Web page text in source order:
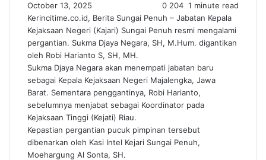
October 13, 2025 0 204 1 minute read
Kerincitime.co.id, Berita Sungai Penuh – Jabatan Kepala
Kejaksaan Negeri (Kajari) Sungai Penuh resmi mengalami
pergantian. Sukma Djaya Negara, SH, M.Hum. digantikan
oleh Robi Harianto S, SH, MH.
Sukma Djaya Negara akan menempati jabatan baru
sebagai Kepala Kejaksaan Negeri Majalengka, Jawa
Barat. Sementara penggantinya, Robi Harianto,
sebelumnya menjabat sebagai Koordinator pada
Kejaksaan Tinggi (Kejati) Riau.
Kepastian pergantian pucuk pimpinan tersebut
dibenarkan oleh Kasi Intel Kejari Sungai Penuh,
Moehargung Al Sonta, SH.